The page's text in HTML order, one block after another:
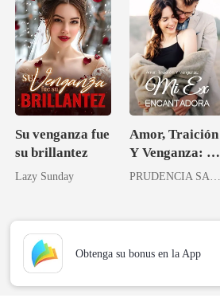
Su venganza fue
su brillantez
Lazy Sunday
Amor, Traición
Y Venganza: Mi
Ex Encantadora
Obtenga su bonus en la App